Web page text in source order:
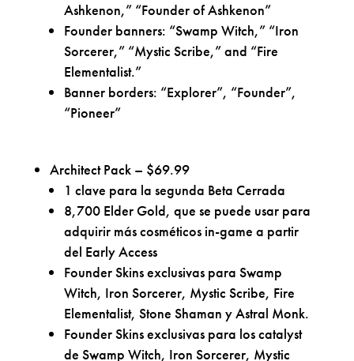
Ashkenon,” “Founder of Ashkenon”
Founder banners: “Swamp Witch,” “Iron
Sorcerer,” “Mystic Scribe,” and “Fire
Elementalist.”
Banner borders: “Explorer”, “Founder”,
“Pioneer”
Architect Pack – $69.99
1 clave para la segunda Beta Cerrada
8,700 Elder Gold, que se puede usar para
adquirir más cosméticos in-game a partir
del Early Access
Founder Skins exclusivas para Swamp
Witch, Iron Sorcerer, Mystic Scribe, Fire
Elementalist, Stone Shaman y Astral Monk.
Founder Skins exclusivas para los catalyst
de Swamp Witch, Iron Sorcerer, Mystic